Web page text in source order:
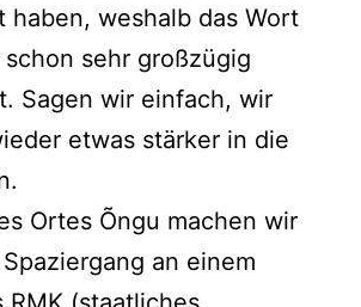
haben, weshalb das Wort
schon sehr großzügig
Sagen wir einfach, wir
etwas stärker in die
Ortes Õngu machen wir
an einem